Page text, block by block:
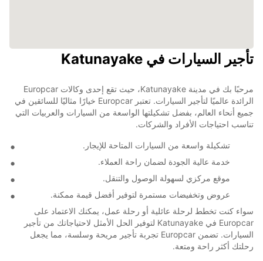
تأجير السيارات في Katunayake
مرحبًا بك في مدينة Katunayake، حيث تقع إحدى وكالات Europcar
الرائدة عالميًا لتأجير السيارات. تعتبر Europcar خيارًا مثاليًا للسائقين في
جميع أنحاء العالم، بفضل تشكيلتها الواسعة من السيارات والعربيات التي
تناسب احتياجات الأفراد والشركات.
تشكيلة واسعة من السيارات المتاحة للإيجار.
خدمة عالية الجودة لضمان راحة العملاء.
موقع مركزي لسهولة الوصول والتنقل.
عروض وتخفيضات مستمرة لتوفير أفضل قيمة ممكنة.
سواء كنت تخطط لرحلة عائلية أو رحلة عمل، يمكنك الاعتماد على
Europcar في Katunayake لتوفير الحل الأمثل لاحتياجاتك من تأجير
السيارات. تضمن Europcar تجربة تأجير مريحة وسلسة، مما يجعل
رحلتك أكثر راحة ومتعة.